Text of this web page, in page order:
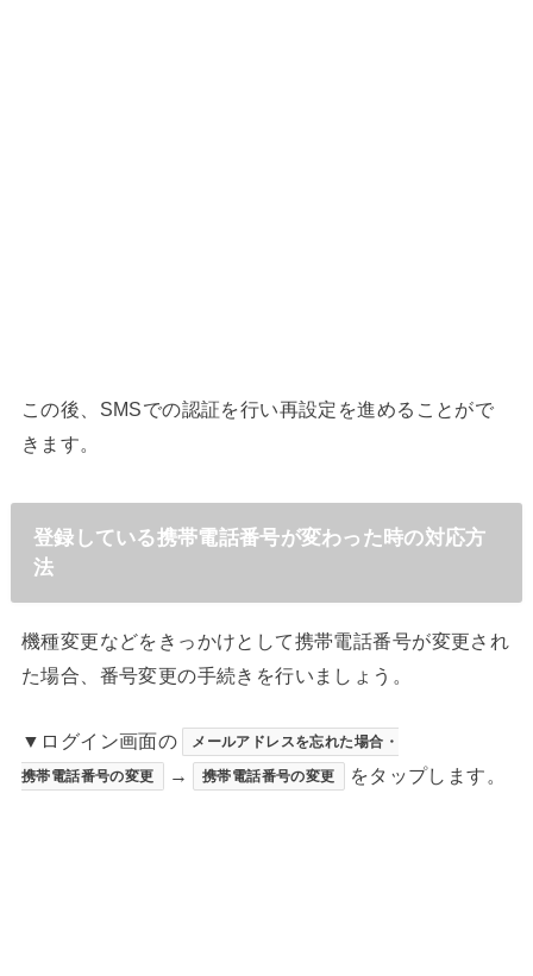
この後、SMSでの認証を行い再設定を進めることがで
きます。
登録している携帯電話番号が変わった時の対応方
法
機種変更などをきっかけとして携帯電話番号が変更され
た場合、番号変更の手続きを行いましょう。
▼ログイン画面の メールアドレスを忘れた場合・
携帯電話番号の変更 → 携帯電話番号の変更 をタップします。